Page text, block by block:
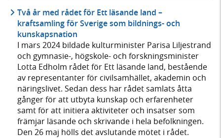
Två år med rådet för Ett läsande land –
kraftsamling för Sverige som bildnings- och
kunskapsnation
I mars 2024 bildade kulturminister Parisa Liljestrand
och gymnasie-, högskole- och forskningsminister
Lotta Edholm rådet för Ett läsande land, bestående
av representanter för civilsamhället, akademin och
näringslivet. Sedan dess har rådet samlats åtta
gånger för att utbyta kunskap och erfarenheter
samt för att initiera aktiviteter och insatser som
främjar läsande och skrivande i hela befolkningen.
Den 26 maj hölls det avslutande mötet i rådet.